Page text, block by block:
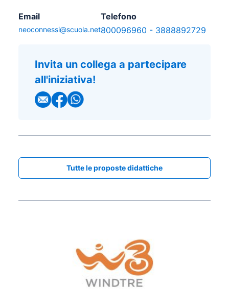
Email
neoconnessi@scuola.net
Telefono
800096960 - 3888892729
Invita un collega a partecipare
all'iniziativa!
Tutte le proposte didattiche